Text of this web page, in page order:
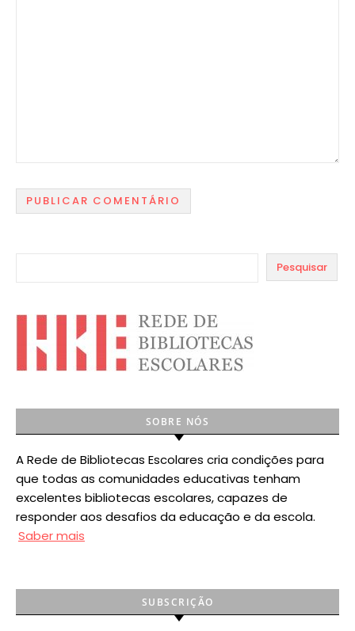
Pesquisar
SOBRE NÓS
A Rede de Bibliotecas Escolares cria condições para
que todas as comunidades educativas tenham
excelentes bibliotecas escolares, capazes de
responder aos desafios da educação e da escola.
Saber mais
SUBSCRIÇÃO